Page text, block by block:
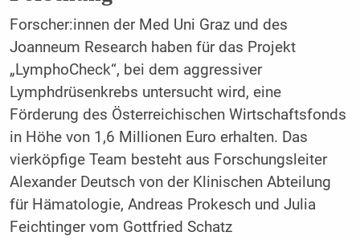
Forscher:innen der Med Uni Graz und des
Joanneum Research haben für das Projekt
„LymphoCheck“, bei dem aggressiver
Lymphdrüsenkrebs untersucht wird, eine
Förderung des Österreichischen Wirtschaftsfonds
in Höhe von 1,6 Millionen Euro erhalten. Das
vierköpfige Team besteht aus Forschungsleiter
Alexander Deutsch von der Klinischen Abteilung
für Hämatologie, Andreas Prokesch und Julia
Feichtinger vom Gottfried Schatz